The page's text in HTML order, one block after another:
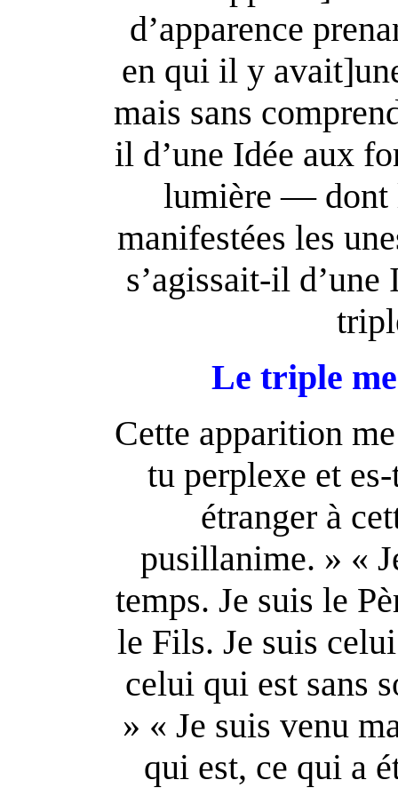
d’apparence
en qui il y
mais sans
il d’une Idée aux
lumière — dont
manifestées les
s’agissait-il
Le triple
Cette apparition
tu perplexe et
étranger à
pusillanime. » «
temps. Je suis le
le Fils. Je suis
celui qui est sans
» « Je suis venu
qui est, ce qui a